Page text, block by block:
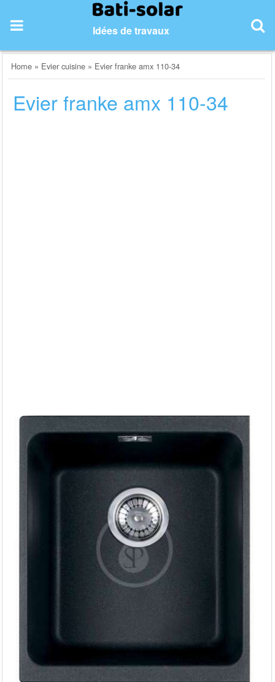
content
Idées de travaux
Home » Evier cuisine » Evier franke amx 110-34
Evier franke amx 110-34